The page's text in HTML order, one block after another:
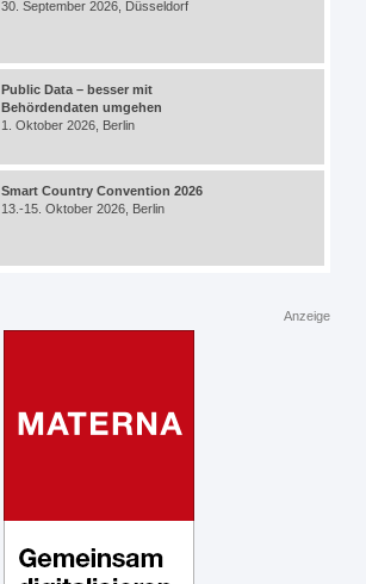
30. September 2026, Düsseldorf
Public Data – besser mit
Behördendaten umgehen
1. Oktober 2026, Berlin
Smart Country Convention 2026
13.-15. Oktober 2026, Berlin
Anzeige